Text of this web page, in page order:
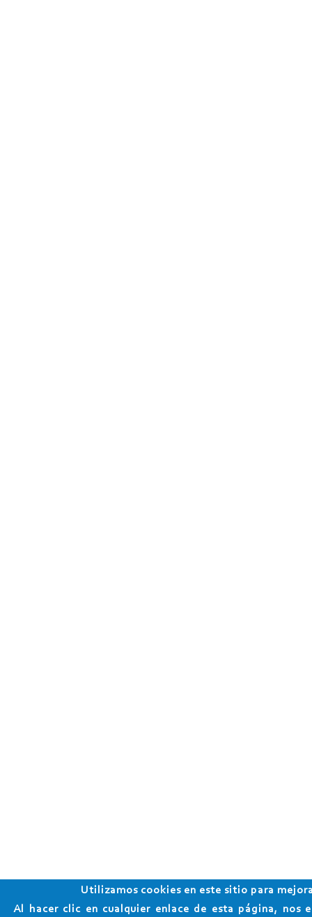
Utilizamos cookies en este sitio para
Al hacer clic en cualquier enlace de esta página, nos